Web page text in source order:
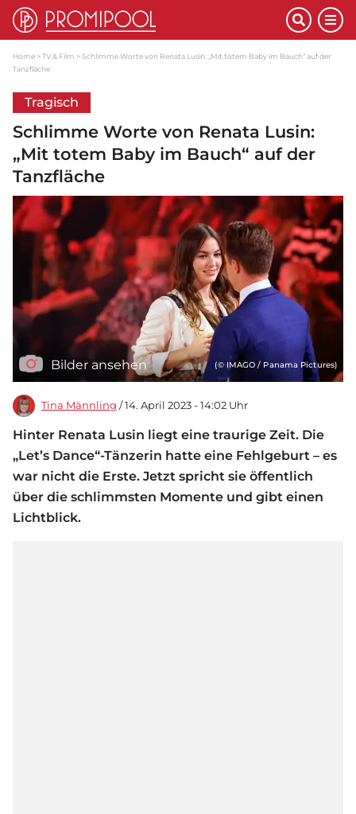
Home TV & Film
Schlimme Worte von Renata Lusin: „Mit totem Baby im Bauch“ auf der
Tanzfläche
Tragisch
Schlimme Worte von Renata Lusin:
„Mit totem Baby im Bauch“ auf der
Tanzfläche
Bilder ansehen (© IMAGO / Panama Pictures)
Tina Männling / 14. April 2023 - 14:02 Uhr
Hinter Renata Lusin liegt eine traurige Zeit. Die
„Let’s Dance“-Tänzerin hatte eine Fehlgeburt – es
war nicht die Erste. Jetzt spricht sie öffentlich
über die schlimmsten Momente und gibt einen
Lichtblick.